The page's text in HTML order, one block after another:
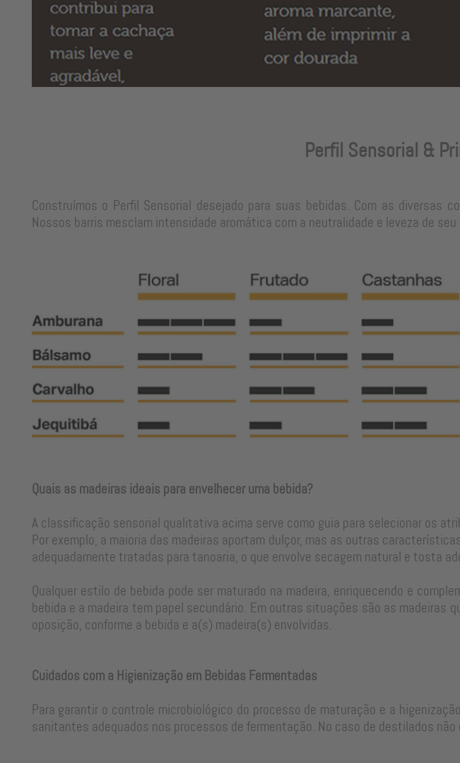
Perfil Sensorial &
Construímos o Perfil Sensorial desejado para suas bebidas. Com as diversas
Nossos barris mesclam intensidade aromática com a neutralidade e leveza de
Quais as madeiras ideais para envelhecer uma bebida?
A classificação sensorial qualitativa acima serve como guia para selecionar os
Por exemplo, a maioria das madeiras aportam dulçor, mas as outras
adequadamente tratadas para tanoaria, o que envolve secagem natural e tosta
Qualquer estilo de bebida pode ser maturado na madeira, enriquecendo e
bebida e a madeira tem papel secundário. Em outras situações são as madeiras
oposição, conforme a bebida e a(s) madeira(s) envolvidas.
Cuidados com a Higienização em Bebidas Fermentadas
Para garantir o controle microbiológico do processo de maturação e a
sanitantes adequados nos processos de fermentação. No caso de destilados